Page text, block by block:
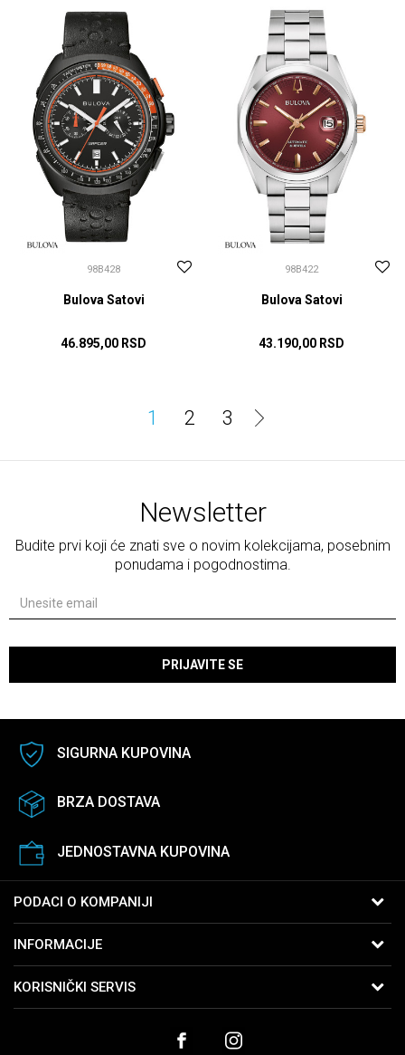
98B428
Bulova Satovi
46.895,00 RSD
98B422
Bulova Satovi
43.190,00 RSD
1 2 3
Newsletter
Budite prvi koji će znati sve o novim kolekcijama, posebnim
ponudama i pogodnostima.
PRIJAVITE SE
SIGURNA KUPOVINA
BRZA DOSTAVA
JEDNOSTAVNA KUPOVINA
PODACI O KOMPANIJI
Kralja Vukašina 911040 Beograd, Srbija
Telefon:065-2762761
INFORMACIJE
KORISNIČKI SERVIS